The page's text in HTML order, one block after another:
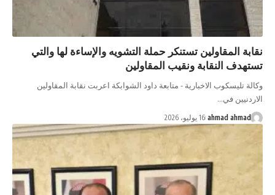
نقابة المقاولين تستنكر حملة التشويه والإساءة لها والتي
تستهدف النقابة ونقيب المقاولين
وكالة تليسكوب الاخبارية - متابعة داود الشوابكة اعربت نقابة المقاولين
الاردنيين في…
ahmad ahmad 16 يوليو، 2026